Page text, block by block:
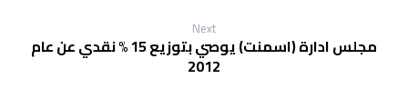
Next
مجلس ادارة (اسمنت) يوصي بتوزيع 15 % نقدي عن عام
2012‏